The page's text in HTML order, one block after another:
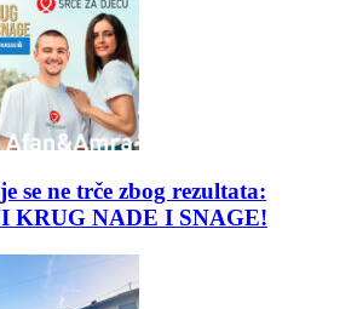
se ne trče zbog rezultata:
KRUG NADE I SNAGE!